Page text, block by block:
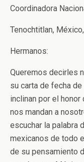
Coordinadora
Tenochtitlan, México,
Hermanos:
Queremos decirles
su carta de fecha
inclinan por el
nos mandan a
escuchar la palabra
mexicanos de todo
de su pensamiento